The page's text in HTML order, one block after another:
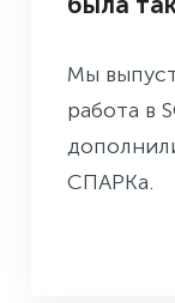
Мы
работа в
СПАРКа.